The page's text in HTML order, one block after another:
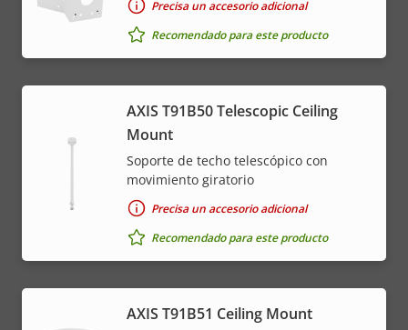
Precisa un accesorio adicional
Recomendado para este producto
AXIS T91B50 Telescopic Ceiling
Mount
Soporte de techo telescópico con
movimiento giratorio
Precisa un accesorio adicional
Recomendado para este producto
AXIS T91B51 Ceiling Mount